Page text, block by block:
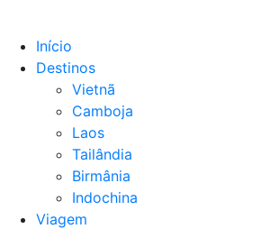
Início
Destinos
Vietnã
Camboja
Laos
Tailândia
Birmânia
Indochina
Viagem